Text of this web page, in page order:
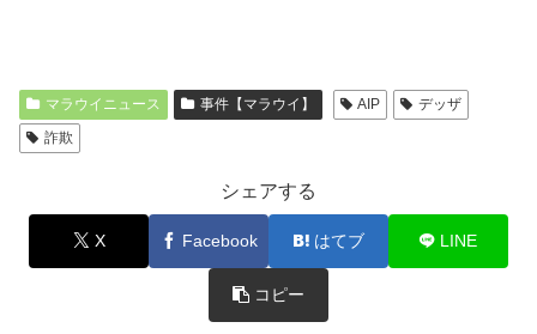
マラウイニュース 事件【マラウイ】 AIP
デッザ
詐欺
シェアする
X Facebook はてブ LINE
コピー